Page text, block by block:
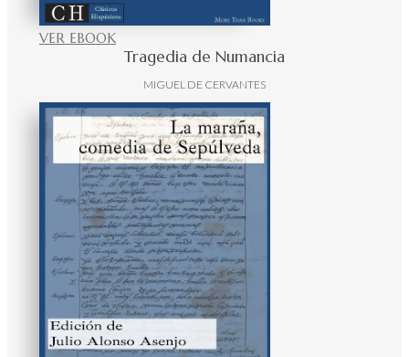
VER EBOOK
Tragedia de Numancia
MIGUEL DE CERVANTES